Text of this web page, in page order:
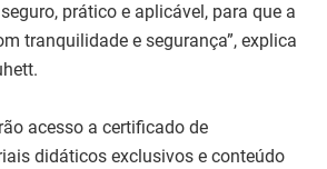
prático e aplicável, para que a
tranquilidade e segurança”, explica
acesso a certificado de
didáticos exclusivos e conteúdo